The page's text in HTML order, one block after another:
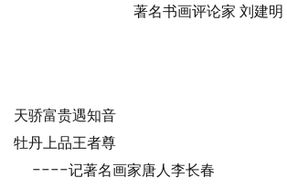
著名书画评论家 刘建明
天骄富贵遇知音
牡丹上品王者尊
----记著名画家唐人李长春